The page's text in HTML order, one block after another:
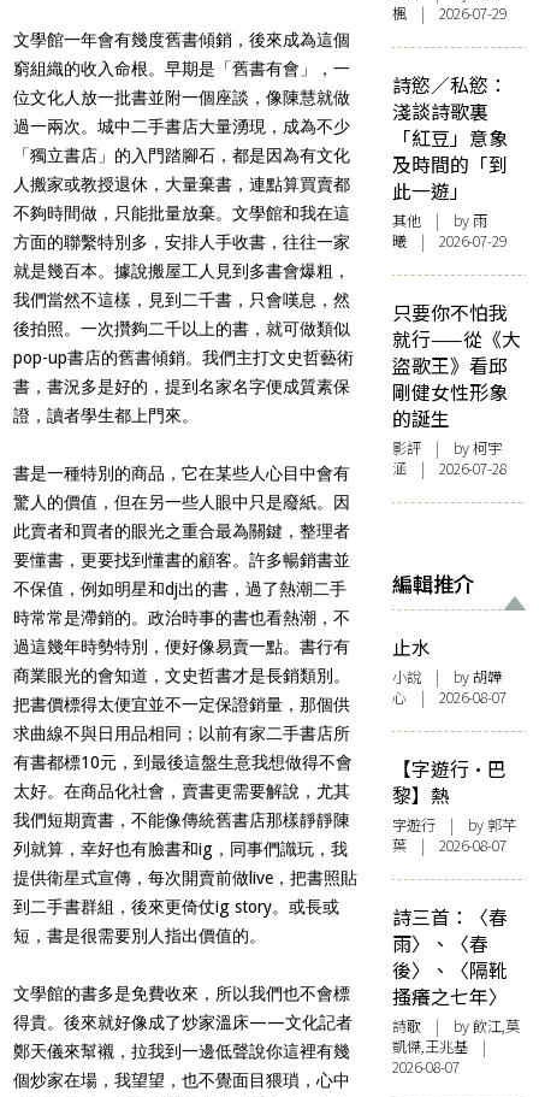
文學館一年會有幾度舊書傾銷，後來成為這個
窮組織的收入命根。早期是「舊書有會」，一
位文化人放一批書並附一個座談，像陳慧就做
過一兩次。城中二手書店大量湧現，成為不少
「獨立書店」的入門踏腳石，都是因為有文化
人搬家或教授退休，大量棄書，連點算買賣都
不夠時間做，只能批量放棄。文學館和我在這
方面的聯繫特別多，安排人手收書，往往一家
就是幾百本。據說搬屋工人見到多書會爆粗，
我們當然不這樣，見到二千書，只會嘆息，然
後拍照。一次攢夠二千以上的書，就可做類似
pop-up書店的舊書傾銷。我們主打文史哲藝術
書，書況多是好的，提到名家名字便成質素保
證，讀者學生都上門來。
書是一種特別的商品，它在某些人心目中會有
驚人的價值，但在另一些人眼中只是廢紙。因
此賣者和買者的眼光之重合最為關鍵，整理者
要懂書，更要找到懂書的顧客。許多暢銷書並
不保值，例如明星和dj出的書，過了熱潮二手
時常常是滯銷的。政治時事的書也看熱潮，不
過這幾年時勢特別，便好像易賣一點。書行有
商業眼光的會知道，文史哲書才是長銷類別。
把書價標得太便宜並不一定保證銷量，那個供
求曲線不與日用品相同；以前有家二手書店所
有書都標10元，到最後這盤生意我想做得不會
太好。在商品化社會，賣書更需要解說，尤其
我們短期賣書，不能像傳統舊書店那樣靜靜陳
列就算，幸好也有臉書和ig，同事們識玩，我
提供衛星式宣傳，每次開賣前做live，把書照貼
到二手書群組，後來更倚仗ig story。或長或
短，書是很需要別人指出價值的。
文學館的書多是免費收來，所以我們也不會標
得貴。後來就好像成了炒家溫床——文化記者
鄭天儀來幫襯，拉我到一邊低聲說你這裡有幾
個炒家在場，我望望，也不覺面目猥瑣，心中
楓 | 2026-07-29
詩慾／私慾：
淺談詩歌裏
「紅豆」意象
及時間的「到
此一遊」
其他 | by 雨
曦 | 2026-07-29
只要你不怕我
就行——從《大
盜歌王》看邱
剛健女性形象
的誕生
影評 | by 柯宇
涵 | 2026-07-28
編輯推介
止水
小說 | by 胡韡
心 | 2026-08-07
【字遊行·巴
黎】熱
字遊行 | by 郭芊
葉 | 2026-08-07
詩三首：〈春
雨〉、〈春
後〉、〈隔靴
搔癢之七年〉
詩歌 | by 飲江,莫
凱傑,王兆基 |
2026-08-07